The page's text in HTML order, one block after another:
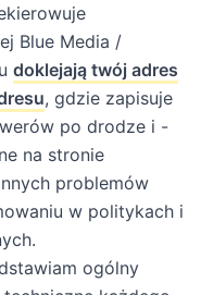
Blue Media /
doklejają twój adres
, gdzie zapisuje
po drodze i -
na stronie
problemów
w politykach i
ogólny